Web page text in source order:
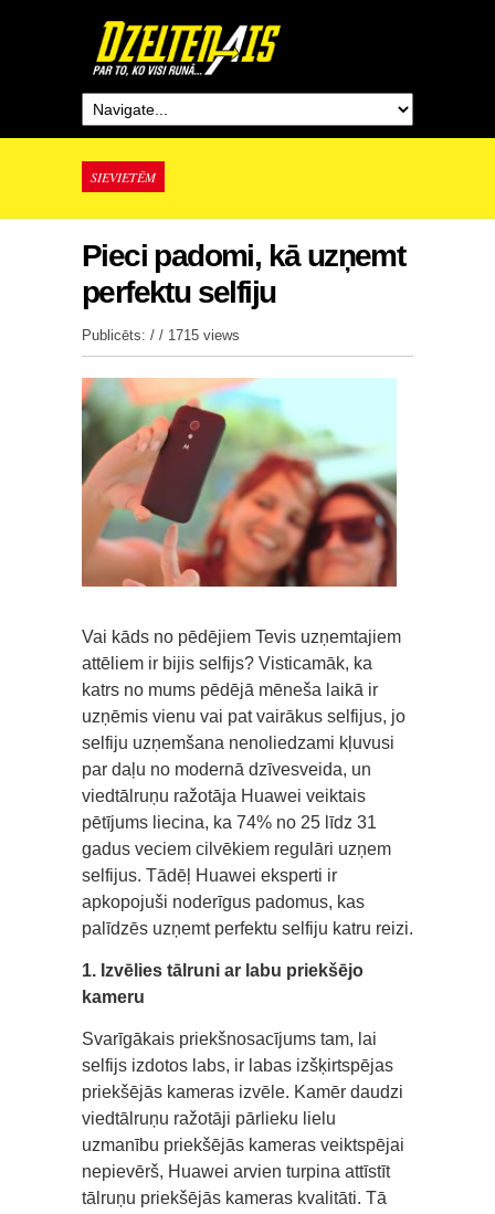
SIEVIETĒM
Pieci padomi, kā uzņemt
perfektu selfiju
Publicēts: / / 1715 views
Vai kāds no pēdējiem Tevis uzņemtajiem
attēliem ir bijis selfijs? Visticamāk, ka
katrs no mums pēdējā mēneša laikā ir
uzņēmis vienu vai pat vairākus selfijus, jo
selfiju uzņemšana nenoliedzami kļuvusi
par daļu no modernā dzīvesveida, un
viedtālruņu ražotāja Huawei veiktais
pētījums liecina, ka 74% no 25 līdz 31
gadus veciem cilvēkiem regulāri uzņem
selfijus. Tādēļ Huawei eksperti ir
apkopojuši noderīgus padomus, kas
palīdzēs uzņemt perfektu selfiju katru reizi.
1. Izvēlies tālruni ar labu priekšējo
kameru
Svarīgākais priekšnosacījums tam, lai
selfijs izdotos labs, ir labas izšķirtspējas
priekšējās kameras izvēle. Kamēr daudzi
viedtālruņu ražotāji pārlieku lielu
uzmanību priekšējās kameras veiktspējai
nepievērš, Huawei arvien turpina attīstīt
tālruņu priekšējās kameras kvalitāti. Tā